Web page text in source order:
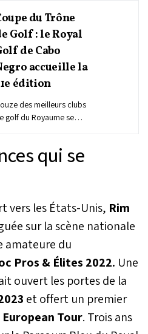
du Trône
Golf : le Royal
de Cabo
accueille la
édition
des meilleurs clubs
golf du Royaume se
de Cabo Negro à
l'occasion de la 21e
exceptionnel entre
mer et montagne, cette
par équipes,
un rendez-vous
incontournable du
national,
plusieurs des
amateurs
mire, le prestigieux
qui se
vers les États-Unis, Rim
sur la scène nationale
amateure du
Pros & Élites 2022. Une
ouvert les portes de la
et offert un premier
European Tour. Trois ans